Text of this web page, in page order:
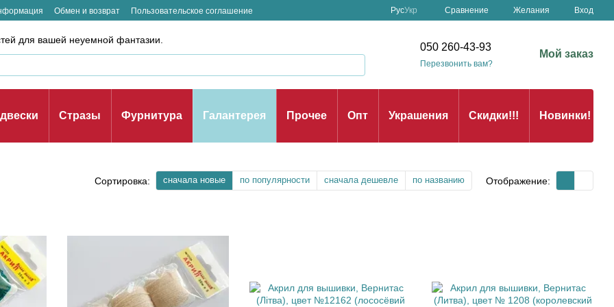
Обмен и возврат
Пользовательское соглашение
РусУкр Сравнение Желания Вход
для вашей неуемной фантазии.
050 260-43-93
Перезвонить вам?
Мой заказ
Стразы Фурнитура Галантерея Прочее Опт Украшения Скидки!!! Новинки!
Сортировка: сначала новые по популярности сначала дешевле по названию Отображение: